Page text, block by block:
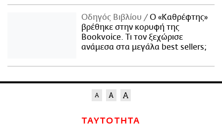
Οδηγός Βιβλίου
Ο «Καθρέφτης»
βρέθηκε στην κορυφή της
Bookvoice. Τι τον ξεχώρισε
ανάμεσα στα μεγάλα best sellers;
ΤΑΥΤΟΤΗΤΑ